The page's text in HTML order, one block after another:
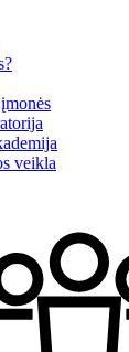
veikla